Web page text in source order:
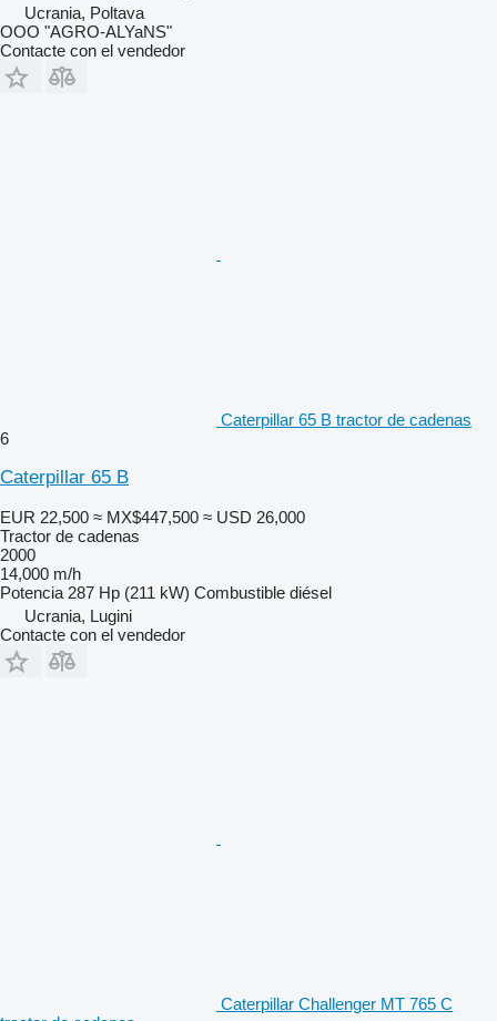
Ucrania, Poltava
OOO "AGRO-ALYaNS"
Contacte con el vendedor
Caterpillar 65 B tractor de cadenas
6
Caterpillar 65 B
EUR 22,500 ≈ MX$447,500 ≈ USD 26,000
Tractor de cadenas
2000
14,000 m/h
Potencia 287 Hp (211 kW) Combustible diésel
Ucrania, Lugini
Contacte con el vendedor
Caterpillar Challenger MT 765 C